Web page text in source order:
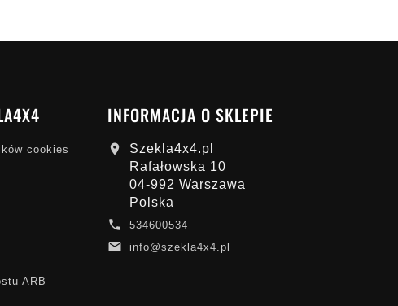
cookies
ARB
INFORMACJA O SKLEPIE

Szekla4x4.pl
Rafałowska 10
04-992 Warszawa
Polska
 534600534
 info@szekla4x4.pl